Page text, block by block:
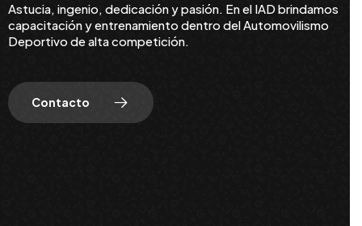
Astucia, ingenio, dedicación y pasión. En el IAD brindamos
capacitación y entrenamiento dentro del Automovilismo
Deportivo de alta competición.
Contacto